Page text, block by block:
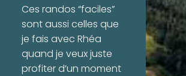
Ces randos “faciles”
sont aussi celles que
je fais avec Rhéa
quand je veux juste
profiter d’un moment